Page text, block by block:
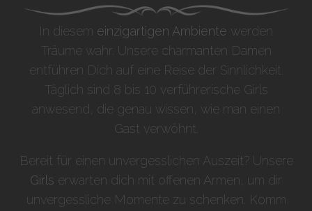
In diesem einzigartigen Ambiente werden
Träume wahr. Unsere charmanten Damen
entführen Dich auf eine Reise der Sinnlichkeit.
Täglich sind 8 bis 10 verführerische Girls
anwesend, die genau wissen, wie man einen
Gast verwöhnt.
Bereit für einen unvergesslichen Auszeit? Unsere
Girls erwarten dich mit offenen Armen, um dir
unvergessliche Momente zu schenken. Komm